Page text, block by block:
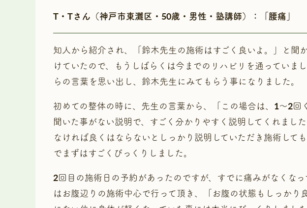
T・Tさん（神戸市東灘区・50歳・男性・塾講師）：「腰痛」
知人から紹介され、「鈴木先生の施術はすごく良いよ。」と
けていたので、もうしばらくは今までのリハビリを通ってい
らの言葉を思い出し、鈴木先生にみてもらう事になりました。
初めての整体の時に、先生の言葉から、「この場合は、1～2
聞いた事がない説明で、すごく分かりやすく説明してくれま
なければ良くはならないとしっかり説明していただき施術して
でまずはすごくびっくりしました。
2回目の施術日の予約があったのですが、すでに痛みがなくな
はお腹辺りの施術中心で行って頂き、「お腹の状態もしっか